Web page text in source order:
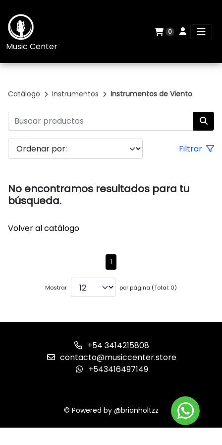
Music Center
0
Catálogo Instrumentos Instrumentos de Viento
Filtrar
No encontramos resultados para tu
búsqueda.
Volver al catálogo
1
Mostrar por página (Total: 0)
+54 3414215808
contacto@musiccenter.store
+543416497149
© Powered by @brianholtzz